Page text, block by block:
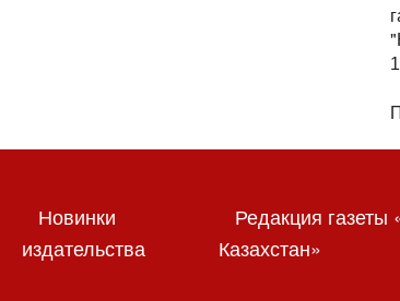
Новинки
издательства
Редакция
Казахстан»